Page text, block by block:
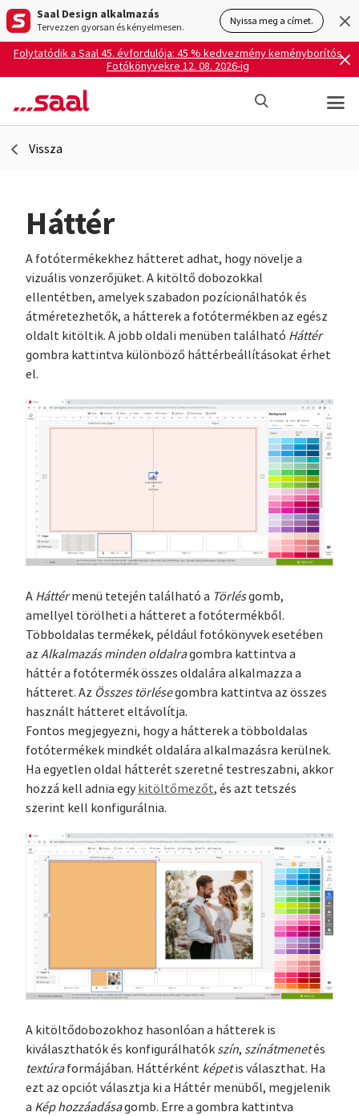
Saal Design alkalmazás
Tervezzen gyorsan és kényelmesen. Nyissa meg a címet.
Folytatódik a Saal 45. évfordulója: 45 % kedvezmény keményborítós
Fotókönyvekre 12. 08. 2026-ig
Vissza
Háttér
A fotótermékekhez hátteret adhat, hogy növelje a
vizuális vonzerőjüket. A kitöltő dobozokkal
ellentétben, amelyek szabadon pozícionálhatók és
átméretezhetők, a hátterek a fotótermékben az egész
oldalt kitöltik. A jobb oldali menüben található Háttér
gombra kattintva különböző háttérbeállításokat érhet
el.
A Háttérmenü tetején található a Törlésgomb,
amellyel törölheti a hátteret a fotótermékből.
Többoldalas termékek, például fotókönyvek esetében
az Alkalmazás minden oldalragombra kattintva a
háttér a fotótermék összes oldalára alkalmazza a
hátteret. Az Összes törlésegombra kattintva az összes
használt hátteret eltávolítja.
Fontos megjegyezni, hogy a hátterek a többoldalas
fotótermékek mindkét oldalára alkalmazásra kerülnek.
Ha egyetlen oldal hátterét szeretné testreszabni, akkor
hozzá kell adnia egykitöltőmezőt, és azt tetszés
szerint kell konfigurálnia.
A kitöltődobozokhoz hasonlóan a hátterek is
kiválaszthatók és konfigurálhatók szín, színátmenetés
textúraformájában. Háttérként képetis választhat. Ha
ezt az opciót választja ki a Háttér menüből, megjelenik
a Kép hozzáadásagomb. Erre a gombra kattintva